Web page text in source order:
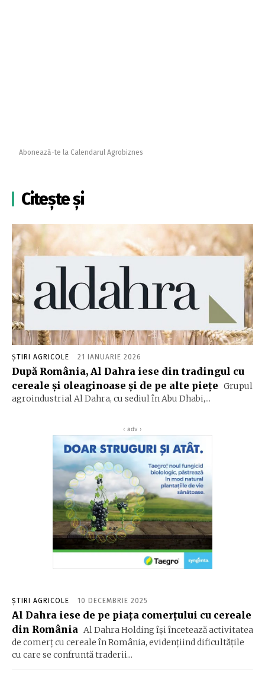
Abonează-te la Calendarul Agrobiznes
Citește și
ȘTIRI AGRICOLE 21 IANUARIE 2026
După România, Al Dahra iese din tradingul cu
cereale și oleaginoase și de pe alte piețe Grupul
agroindustrial Al Dahra, cu sediul în Abu Dhabi,...
‹ adv ›
ȘTIRI AGRICOLE 10 DECEMBRIE 2025
Al Dahra iese de pe piața comerțului cu cereale
din România Al Dahra Holding își încetează activitatea
de comerț cu cereale în România, evidențiind dificultățile
cu care se confruntă traderii...